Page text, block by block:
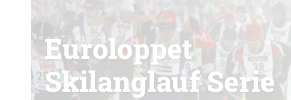
Euroloppet
Skilanglauf Serie